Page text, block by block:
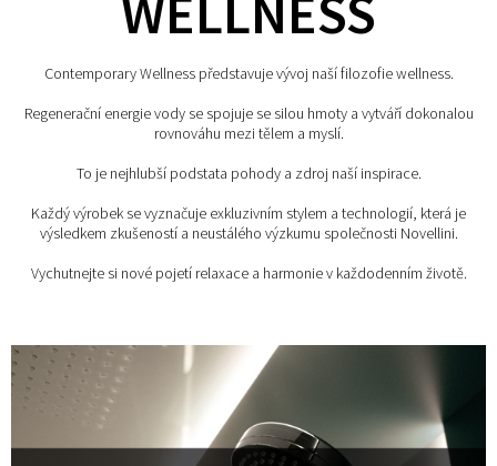
Contemporary Wellness představuje vývoj naší filozofie wellness.
Regenerační energie vody se spojuje se silou hmoty a vytváří dokonalou
rovnováhu mezi tělem a myslí.
To je nejhlubší podstata pohody a zdroj naší inspirace.
Každý výrobek se vyznačuje exkluzivním stylem a technologií, která je
výsledkem zkušeností a neustálého výzkumu společnosti Novellini.
Vychutnejte si nové pojetí relaxace a harmonie v každodenním životě.